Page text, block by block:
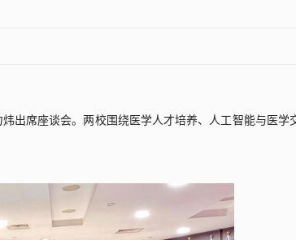
出席座谈会。两校围绕医学人才培养、人工智能与医学